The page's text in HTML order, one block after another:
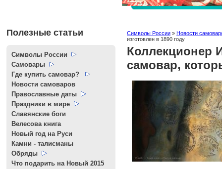
Полезные статьи
Символы России
Самовары
Где купить самовар?
Новости самоваров
Православные даты
Праздники в мире
Славянские боги
Велесова книга
Новый год на Руси
Камни - талисманы
Обряды
Что подарить на Новый 2015
Символы России » Новости
изготовлен в 1890 году
Коллекционер
самовар,